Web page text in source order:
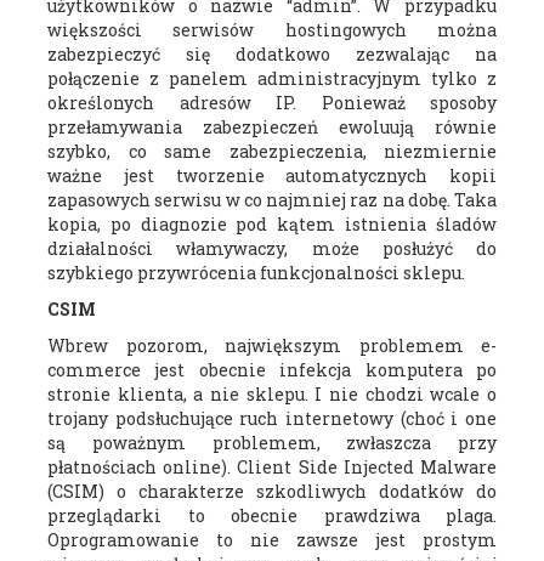
użytkowników o nazwie “admin”. W przypadku
większości serwisów hostingowych można
zabezpieczyć się dodatkowo zezwalając na
połączenie z panelem administracyjnym tylko z
określonych adresów IP. Ponieważ sposoby
przełamywania zabezpieczeń ewoluują równie
szybko, co same zabezpieczenia, niezmiernie
ważne jest tworzenie automatycznych kopii
zapasowych serwisu w co najmniej raz na dobę. Taka
kopia, po diagnozie pod kątem istnienia śladów
działalności włamywaczy, może posłużyć do
szybkiego przywrócenia funkcjonalności sklepu.
CSIM
Wbrew pozorom, największym problemem e-
commerce jest obecnie infekcja komputera po
stronie klienta, a nie sklepu. I nie chodzi wcale o
trojany podsłuchujące ruch internetowy (choć i one
są poważnym problemem, zwłaszcza przy
płatnościach online). Client Side Injected Malware
(CSIM) o charakterze szkodliwych dodatków do
przeglądarki to obecnie prawdziwa plaga.
Oprogramowanie to nie zawsze jest prostym